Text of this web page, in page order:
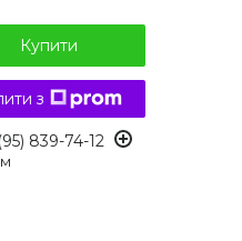
Купити
з
839-74-12